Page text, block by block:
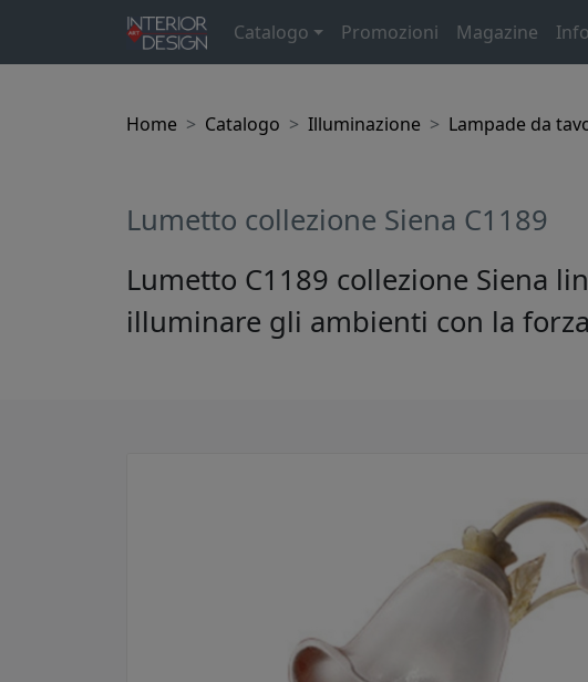
Catalogo Promozioni Magazine Info
Home Catalogo Illuminazione Lampade da
Lumetto collezione Siena C1189
Lumetto C1189 collezione Siena
illuminare gli ambienti con la